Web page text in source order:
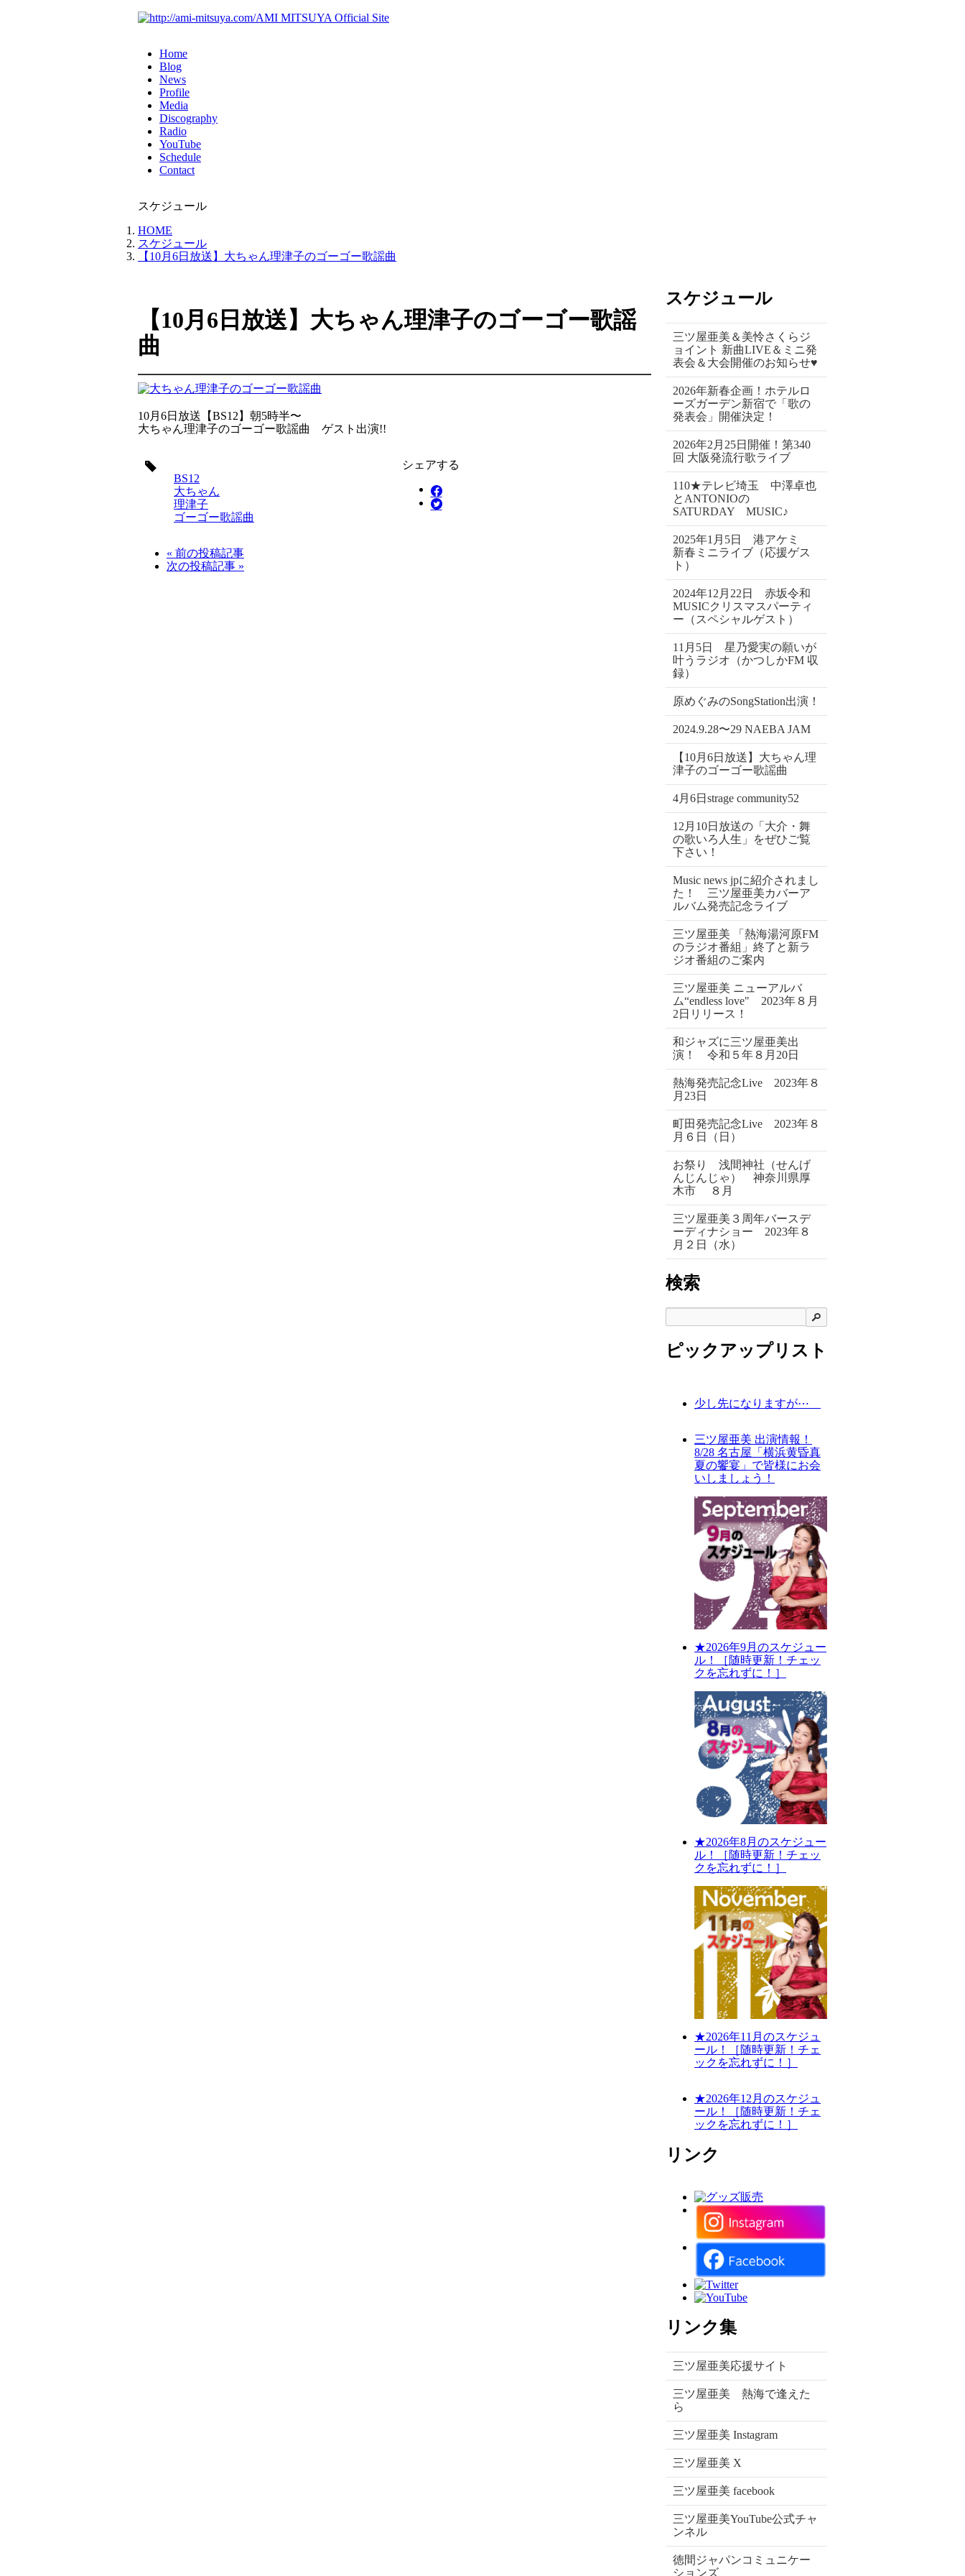
AMI MITSUYA Official Site
Home
Blog
News
Profile
Media
Discography
Radio
YouTube
Schedule
Contact
スケジュール
HOME
スケジュール
【10月6日放送】大ちゃん理津子のゴーゴー歌謡曲
【10月6日放送】大ちゃん理津子のゴーゴー歌謡
曲
10月6日放送【BS12】朝5時半〜
大ちゃん理津子のゴーゴー歌謡曲 ゲスト出演!!
タ
BS12
大ちゃん
理津子
ゴーゴー歌謡曲
シェアする
« 前の投稿記事
次の投稿記事 »
スケジュール
三ツ屋亜美＆美怜さくらジ
ョイント 新曲LIVE＆ミニ発
表会＆大会開催のお知らせ♥
2026年新春企画！ホテルロ
ーズガーデン新宿で「歌の
発表会」開催決定！
2026年2月25日開催！第340
回 大阪発流行歌ライブ
110★テレビ埼玉 中澤卓也
とANTONIOの
SATURDAY MUSIC♪
2025年1月5日 港アケミ
新春ミニライブ（応援ゲス
ト）
2024年12月22日 赤坂令和
MUSICクリスマスパーティ
ー（スペシャルゲスト）
11月5日 星乃愛実の願いが
叶うラジオ（かつしかFM 収
録）
原めぐみのSongStation出演！
2024.9.28〜29 NAEBA JAM
【10月6日放送】大ちゃん理
津子のゴーゴー歌謡曲
4月6日strage community52
12月10日放送の「大介・舞
の歌いろ人生」をぜひご覧
下さい！
Music news jpに紹介されまし
た！ 三ツ屋亜美カバーア
ルバム発売記念ライブ
三ツ屋亜美 「熱海湯河原FM
のラジオ番組」終了と新ラ
ジオ番組のご案内
三ツ屋亜美 ニューアルバ
ム“endless love" 2023年８月
2日リリース！
和ジャズに三ツ屋亜美出
演！ 令和５年８月20日
熱海発売記念Live 2023年８
月23日
町田発売記念Live 2023年８
月６日（日）
お祭り 浅間神社（せんげ
んじんじゃ） 神奈川県厚
木市 ８月
三ツ屋亜美３周年バースデ
ーディナショー 2023年８
月２日（水）
検索
検索
ピックアップリスト
少し先になりますが⋯
三ツ屋亜美 出演情報！
8/28 名古屋「横浜黄昏真
夏の饗宴」で皆様にお会
いしましょう！
★2026年9月のスケジュー
ル！［随時更新！チェッ
クを忘れずに！］
★2026年8月のスケジュー
ル！［随時更新！チェッ
クを忘れずに！］
★2026年11月のスケジュ
ール！［随時更新！チェ
ックを忘れずに！］
★2026年12月のスケジュ
ール！［随時更新！チェ
ックを忘れずに！］
リンク
リンク集
三ツ屋亜美応援サイト
三ツ屋亜美 熱海で逢えた
ら
三ツ屋亜美 Instagram
三ツ屋亜美 X
三ツ屋亜美 facebook
三ツ屋亜美YouTube公式チャ
ンネル
徳間ジャパンコミュニケー
ションズ